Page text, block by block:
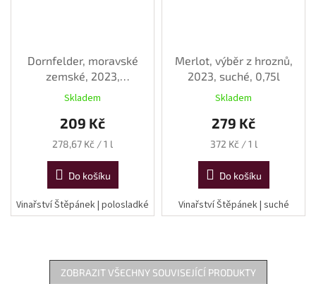
Dornfelder, moravské
zemské, 2023,
polosladké, 0,75 l
Skladem
209 Kč
Měrná
278,67 Kč / 1 l
Do košíku
Vinařství Štěpánek | polosladké
Merlot, výběr z hroznů,
2023, suché, 0,75l
Skladem
279 Kč
Měrná
372 Kč / 1 l
Do košíku
Vinařství Štěpánek | suché
ZOBRAZIT VŠECHNY SOUVISEJÍCÍ PRODUKTY